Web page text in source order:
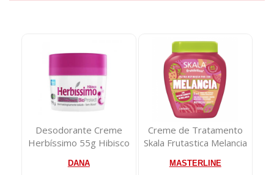
Desodorante Creme
Herbíssimo 55g Hibisco
DANA
Creme de Tratamento
Skala Frutastica Melancia
MASTERLINE